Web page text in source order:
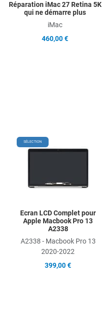
Réparation iMac 27 Retina 5K
qui ne démarre plus
iMac
460,00 €
SÉLECTION
Ecran LCD Complet pour
Apple Macbook Pro 13
A2338
A2338 - Macbook Pro 13
2020-2022
399,00 €